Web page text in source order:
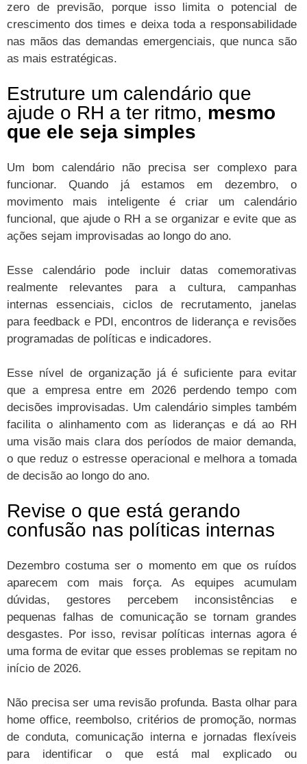
zero de previsão, porque isso limita o potencial de
crescimento dos times e deixa toda a responsabilidade
nas mãos das demandas emergenciais, que nunca são
as mais estratégicas.
Estruture um calendário que
ajude o RH a ter ritmo, mesmo
que ele seja simples
Um bom calendário não precisa ser complexo para
funcionar. Quando já estamos em dezembro, o
movimento mais inteligente é criar um calendário
funcional, que ajude o RH a se organizar e evite que as
ações sejam improvisadas ao longo do ano.
Esse calendário pode incluir datas comemorativas
realmente relevantes para a cultura, campanhas
internas essenciais, ciclos de recrutamento, janelas
para feedback e PDI, encontros de liderança e revisões
programadas de políticas e indicadores.
Esse nível de organização já é suficiente para evitar
que a empresa entre em 2026 perdendo tempo com
decisões improvisadas. Um calendário simples também
facilita o alinhamento com as lideranças e dá ao RH
uma visão mais clara dos períodos de maior demanda,
o que reduz o estresse operacional e melhora a tomada
de decisão ao longo do ano.
Revise o que está gerando
confusão nas políticas internas
Dezembro costuma ser o momento em que os ruídos
aparecem com mais força. As equipes acumulam
dúvidas, gestores percebem inconsistências e
pequenas falhas de comunicação se tornam grandes
desgastes. Por isso, revisar políticas internas agora é
uma forma de evitar que esses problemas se repitam no
início de 2026.
Não precisa ser uma revisão profunda. Basta olhar para
home office, reembolso, critérios de promoção, normas
de conduta, comunicação interna e jornadas flexíveis
para identificar o que está mal explicado ou